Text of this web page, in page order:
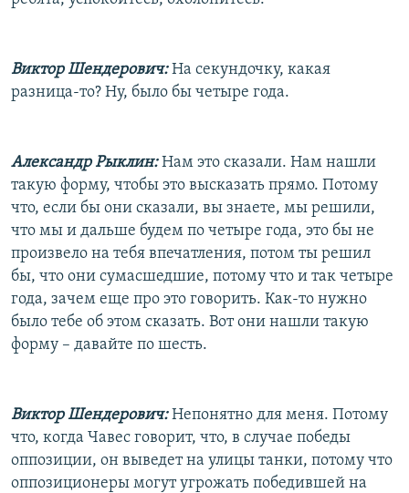
Виктор Шендерович:На секундочку, какая
разница-то? Ну, было бы четыре года.
Александр Рыклин:Нам это сказали. Нам нашли
такую форму, чтобы это высказать прямо. Потому
что, если бы они сказали, вы знаете, мы решили,
что мы и дальше будем по четыре года, это бы не
произвело на тебя впечатления, потом ты решил
бы, что они сумасшедшие, потому что и так четыре
года, зачем еще про это говорить. Как-то нужно
было тебе об этом сказать. Вот они нашли такую
форму – давайте по шесть.
Виктор Шендерович:Непонятно для меня. Потому
что, когда Чавес говорит, что, в случае победы
оппозиции, он выведет на улицы танки, потому что
оппозиционеры могут угрожать победившей на